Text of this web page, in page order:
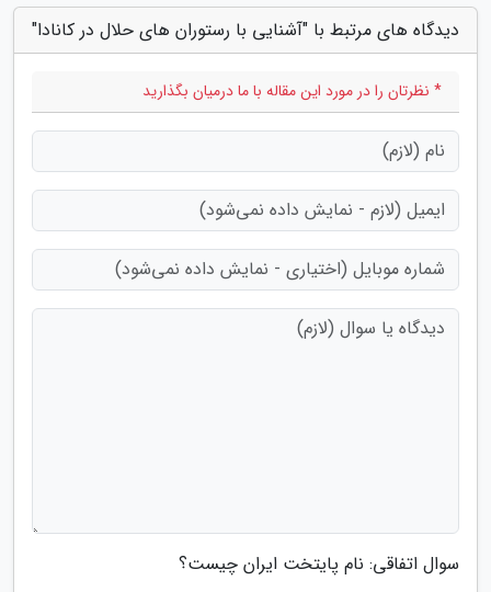
دیدگاه های مرتبط با "آشنایی با رستوران های حلال در کانادا"
* نظرتان را در مورد این مقاله با ما درمیان بگذارید
سوال اتفاقی: نام پایتخت ایران چیست؟